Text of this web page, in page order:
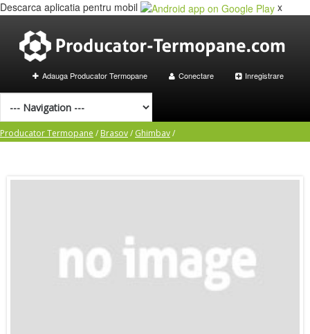
Descarca aplicatia pentru mobil x
Adauga Producator Termopane Conectare Inregistrare
Producator Termopane / Brasov/ Ghimbav/